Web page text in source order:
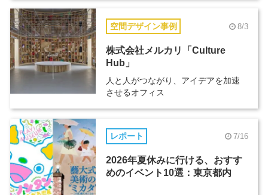
空間デザイン事例 8/3
株式会社メルカリ「Culture
Hub」
人と人がつながり、アイデアを加速
させるオフィス
レポート 7/16
2026年夏休みに行ける、おすす
めのイベント10選：東京都内